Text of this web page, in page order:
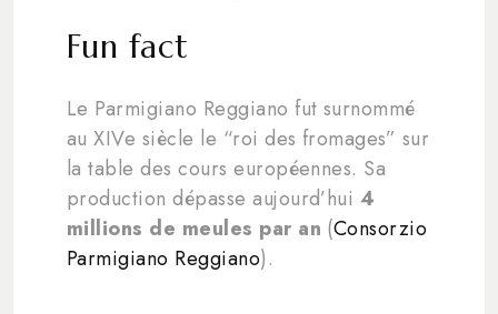
Fun fact
Le Parmigiano Reggiano fut surnommé
au XIVe siècle le “roi des fromages” sur
la table des cours européennes. Sa
production dépasse aujourd’hui 4
millions de meules par an (Consorzio
Parmigiano Reggiano).